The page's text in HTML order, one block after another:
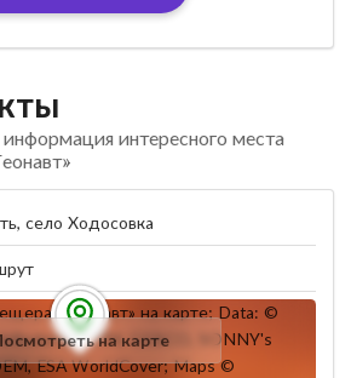
информация интересного места
село Ходосовка
на карте